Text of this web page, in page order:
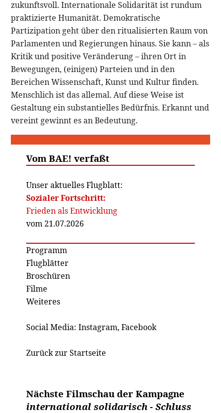
zukunftsvoll. Internationale Solidarität ist rundum
praktizierte Humanität. Demokratische
Partizipation geht über den ritualisierten Raum von
Parlamenten und Regierungen hinaus. Sie kann – als
Kritik und positive Veränderung – ihren Ort in
Bewegungen, (einigen) Parteien und in den
Bereichen Wissenschaft, Kunst und Kultur finden.
Menschlich ist das allemal. Auf diese Weise ist
Gestaltung ein substantielles Bedürfnis. Erkannt und
vereint gewinnt es an Bedeutung.
Vom BAE! verfaßt
Unser aktuelles Flugblatt:
Sozialer Fortschritt:
Frieden als Entwicklung
vom 21.07.2026
Programm
Flugblätter
Broschüren
Filme
Weiteres
Social Media: Instagram, Facebook
Zurück zur Startseite
Nächste Filmschau der Kampagne
international solidarisch - Schluss